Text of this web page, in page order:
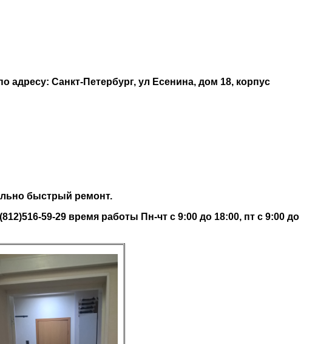
адресу: Санкт-Петербург, ул Есенина, дом 18, корпус
быстрый ремонт.
59-29 время работы Пн-чт с 9:00 до 18:00, пт с 9:00 до